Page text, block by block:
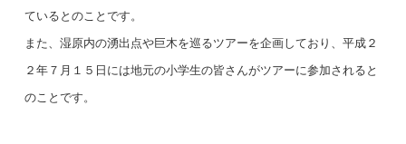
ているとのことです。
また、湿原内の湧出点や巨木を巡るツアーを企画しており、平成２
２年７月１５日には地元の小学生の皆さんがツアーに参加されると
のことです。